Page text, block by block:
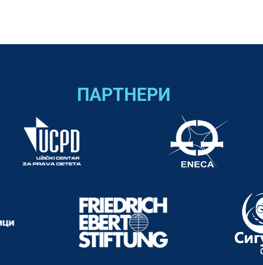
ПАРТНЕРИ